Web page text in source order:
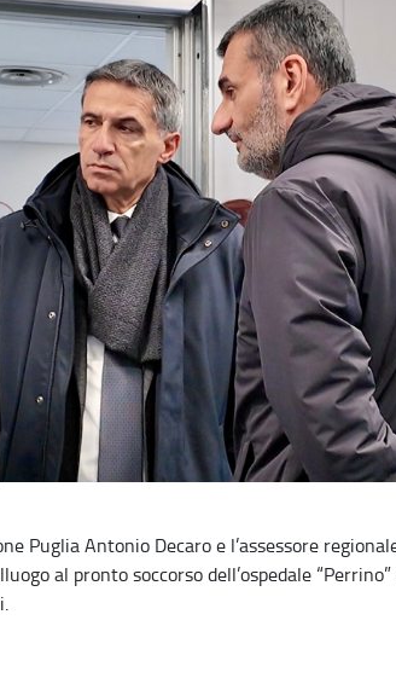
Puglia Antonio Decaro e l’assessore
al pronto soccorso dell’ospedale